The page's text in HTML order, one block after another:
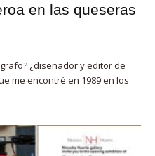
en las queseras
¿diseñador y editor de
me encontré en 1989 en los